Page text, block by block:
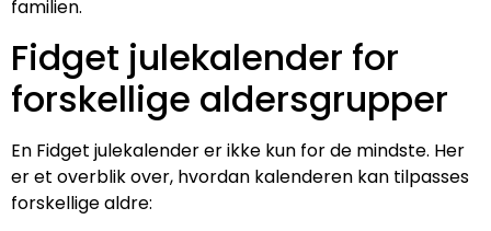
familien.
Fidget julekalender for
forskellige aldersgrupper
En Fidget julekalender er ikke kun for de mindste. Her
er et overblik over, hvordan kalenderen kan tilpasses
forskellige aldre: